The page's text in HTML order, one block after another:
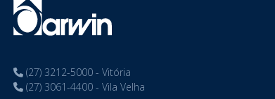
(27) 3212-5000 - Vitória
(27) 3061-4400 - Vila Velha